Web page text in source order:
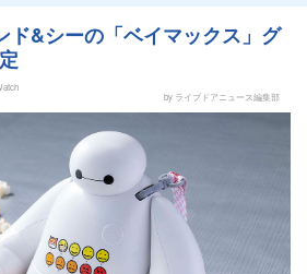
ド&シーの「ベイマックス」グ
by ライブドアニュース編集部